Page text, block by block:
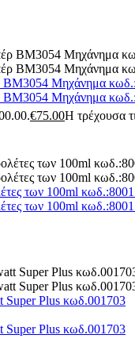
BM3054 Μηχάνημα
BM3054 Μηχάνημα
€75.00Η τρέχουσα
των 100ml
των 100ml
Super Plus κωδ.001703
Super Plus κωδ.001703